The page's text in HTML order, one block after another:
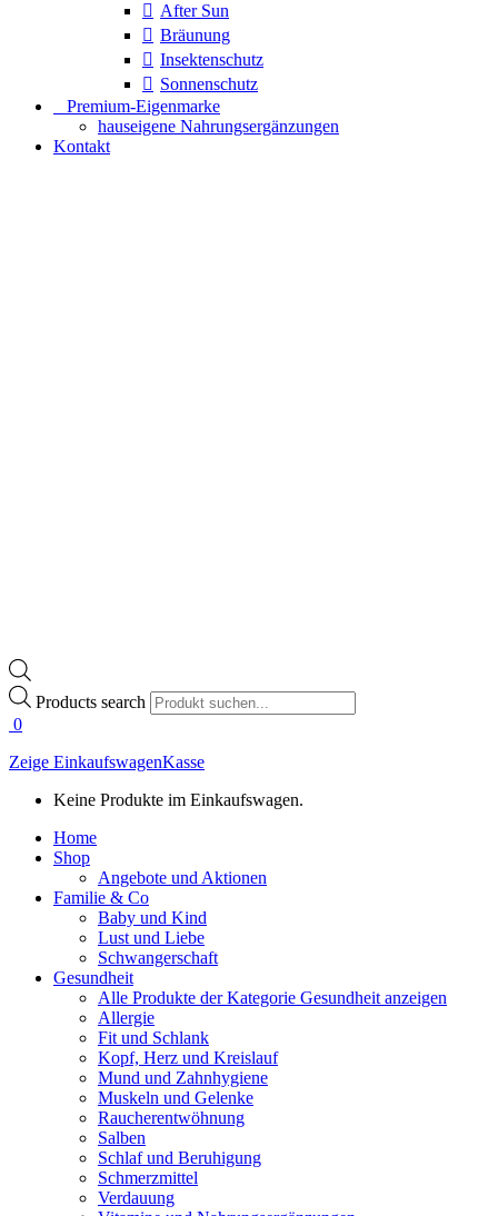
After Sun
Bräunung
Insektenschutz
Sonnenschutz
⠀​Premium-Eigenmarke
hauseigene Nahrungsergänzungen
Kontakt
Products search
0
Zeige EinkaufswagenKasse
Keine Produkte im Einkaufswagen.
Home
Shop
Angebote und Aktionen
Familie & Co
Baby und Kind
Lust und Liebe
Schwangerschaft
Gesundheit
Alle Produkte der Kategorie Gesundheit anzeigen
Allergie
Fit und Schlank
Kopf, Herz und Kreislauf
Mund und Zahnhygiene
Muskeln und Gelenke
Raucherentwöhnung
Salben
Schlaf und Beruhigung
Schmerzmittel
Verdauung